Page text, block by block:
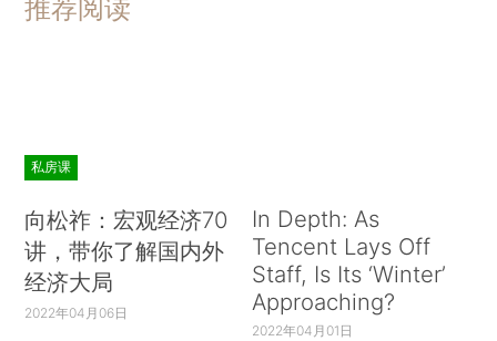
推荐阅读
私房课
向松祚：宏观经济70
讲，带你了解国内外
经济大局
2022年04月06日
In Depth: As
Tencent Lays Off
Staff, Is Its ‘Winter’
Approaching?
2022年04月01日